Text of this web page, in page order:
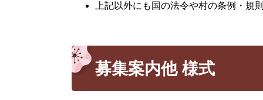
上記以外にも国の法令や村の条例・規
募集案内他 様式